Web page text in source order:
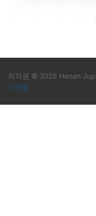
저작권 © 2025 Henan
이트맵